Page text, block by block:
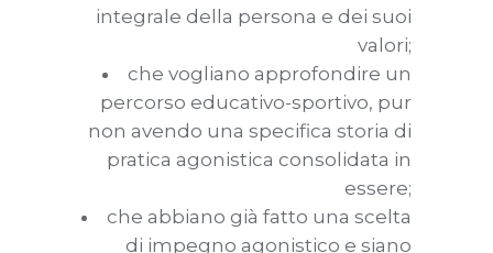
integrale della persona e dei suoi
valori;
che vogliano approfondire un
percorso educativo-sportivo, pur
non avendo una specifica storia di
pratica agonistica consolidata in
essere;
che abbiano già fatto una scelta
di impegno agonistico e siano